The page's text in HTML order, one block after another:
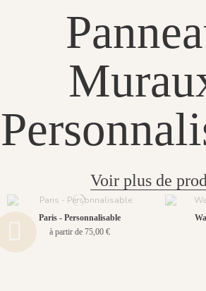
Voir plus de
Paris - Personnalisable
à partir de 75,00 €